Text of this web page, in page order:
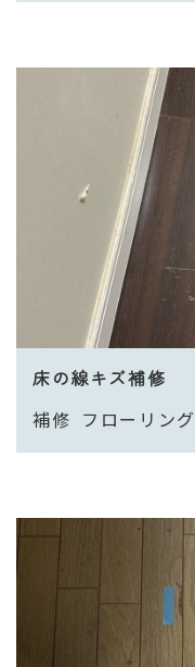
床の線キズ補修
補修 フローリング